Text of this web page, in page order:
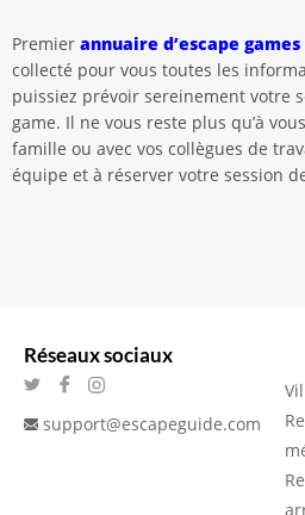
Premier annuaire d’escape games
collecté pour vous toutes les
puissiez prévoir sereinement votre
game. Il ne vous reste plus qu’à
famille ou avec vos collègues de
équipe et à réserver votre session
Réseaux sociaux
support@escapeguide.com